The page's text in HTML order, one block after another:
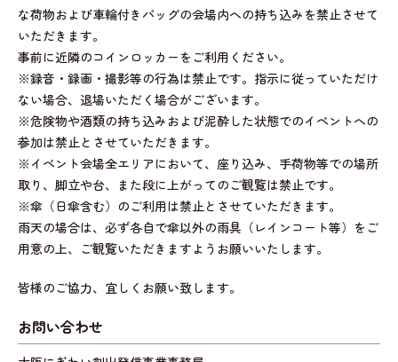
な荷物および車輪付きバッグの会場内への持ち込みを禁止させて
いただきます。
事前に近隣のコインロッカーをご利用ください。
※録音・録画・撮影等の行為は禁止です。指示に従っていただけ
ない場合、退場いただく場合がございます。
※危険物や酒類の持ち込みおよび泥酔した状態でのイベントへの
参加は禁止とさせていただきます。
※イベント会場全エリアにおいて、座り込み、手荷物等での場所
取り、脚立や台、また段に上がってのご観覧は禁止です。
※傘（日傘含む）のご利用は禁止とさせていただきます。
雨天の場合は、必ず各自で傘以外の雨具（レインコート等）をご
用意の上、ご観覧いただきますようお願いいたします。
皆様のご協力、宜しくお願い致します。
お問い合わせ